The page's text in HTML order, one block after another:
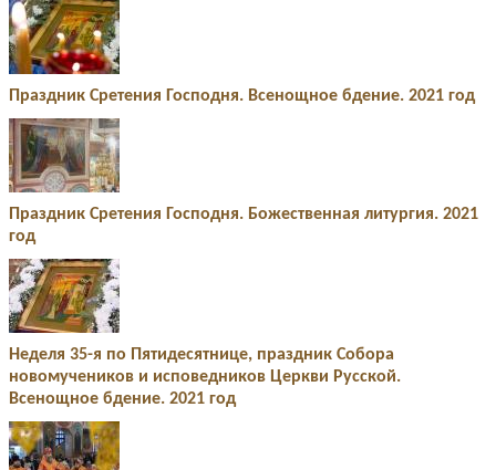
Праздник Сретения Господня. Всенощное бдение. 2021 год
Праздник Сретения Господня. Божественная литургия. 2021
год
Неделя 35-я по Пятидесятнице, праздник Собора
новомучеников и исповедников Церкви Русской.
Всенощное бдение. 2021 год